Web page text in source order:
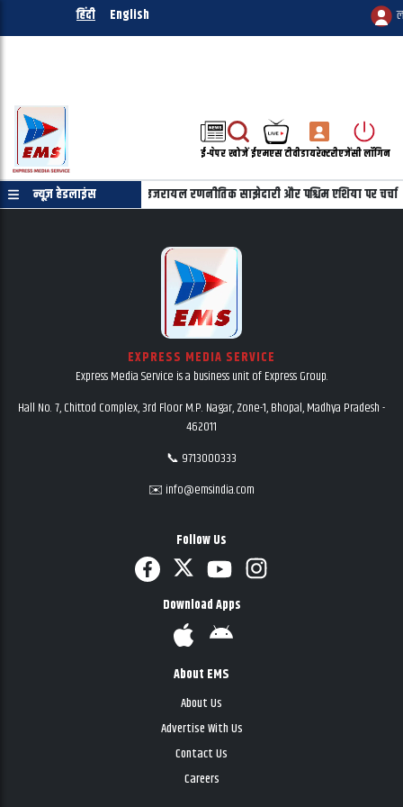
हिंदी English
ई-पेपरखोजेंईएमएस टीवीडायरेक्टरीएजेंसी लॉगिन
न्यूज़ हेडलाइंस
की फोन पर बातचीत, भारत-इजरायल रणनीतिक साझेदारी और पश्चिम एशिया पर चर्चा
EXPRESS MEDIA SERVICE
Express Media Service is a business unit of Express Group.
Hall No. 7, Chittod Complex, 3rd Floor M.P. Nagar, Zone-1, Bhopal, Madhya Pradesh -
462011
📞 9713000333
✉️ info@emsindia.com
Follow Us
Download Apps
About EMS
About Us
Advertise With Us
Contact Us
Careers